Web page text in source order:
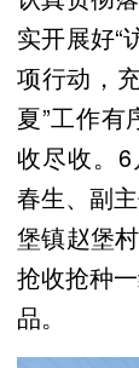
实开展好“
项行动，
夏”工作有
收尽收。
春生、副
堡镇赵堡
抢收抢种
品。